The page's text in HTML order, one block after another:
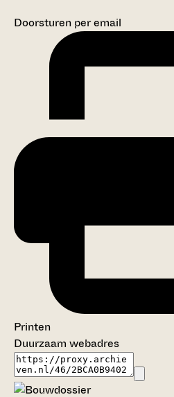
Doorsturen per email
Printen
Duurzaam webadres